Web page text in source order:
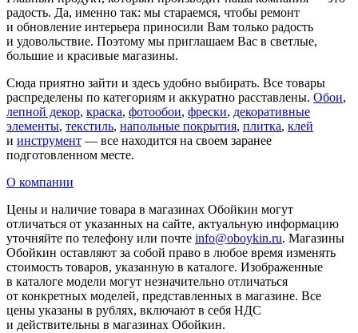
радость. Да, именно так: мы стараемся, чтобы ремонт
и обновление интерьера приносили Вам только радость
и удовольствие. Поэтому мы приглашаем Вас в светлые,
большие и красивые магазины.
Сюда приятно зайти и здесь удобно выбирать. Все товары
распределены по категориям и аккуратно расставлены. Обои,
лепной декор, краска, фотообои, фрески, декоративные
элементы, текстиль, напольные покрытия, плитка, клей
и инструмент — все находится на своем заранее
подготовленном месте.
О компании
Цены и наличие товара в магазинах Обойкин могут
отличаться от указанных на сайте, актуальную информацию
уточняйте по телефону или почте info@oboykin.ru. Магазины
Обойкин оставляют за собой право в любое время изменять
стоимость товаров, указанную в каталоге. Изображенные
в каталоге модели могут незначительно отличаться
от конкретных моделей, представленных в магазине. Все
цены указаны в рублях, включают в себя НДС
и действительны в магазинах Обойкин.